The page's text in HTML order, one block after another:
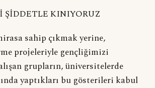
ŞİDDETLE KINIYORUZ
sahip çıkmak yerine,
projeleriyle gençliğimizi
grupların, üniversitelerde
yaptıkları bu gösterileri kabul